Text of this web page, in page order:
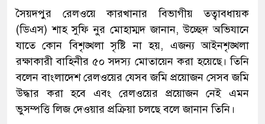
সৈয়দপুর রেলওয়ে কারখানার বিভাগীয় তত্বাবধায়ক
(ডিএস) শাহ সুফি নুর মোহাম্মদ জানান, উচ্ছেদ অভিযানে
যাতে কোন বিশৃঙ্খলা সৃষ্টি না হয়, এজন্য আইনশৃঙ্খলা
রক্ষাকারী বাহিনীর ৫০ সদস্য মোতায়েন করা হয়েছে। তিনি
বলেন বাংলাদেশ রেলওয়ের যেসব জমি প্রয়োজন সেসব জমি
উদ্ধার করা হবে এবং রেলওয়ের প্রয়োজন নেই এমন
ভুসম্পত্তি লিজ দেওয়ার প্রক্রিয়া চলছে বলে জানান তিনি।